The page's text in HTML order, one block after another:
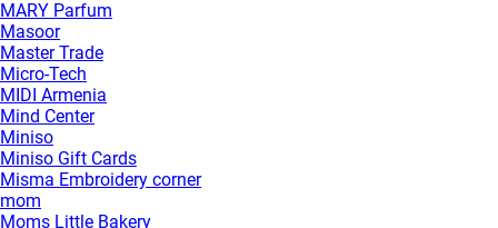
MARY Parfum
Masoor
Master Trade
Micro-Tech
MIDI Armenia
Mind Center
Miniso
Miniso Gift Cards
Misma Embroidery corner
mom
Moms Little Bakery